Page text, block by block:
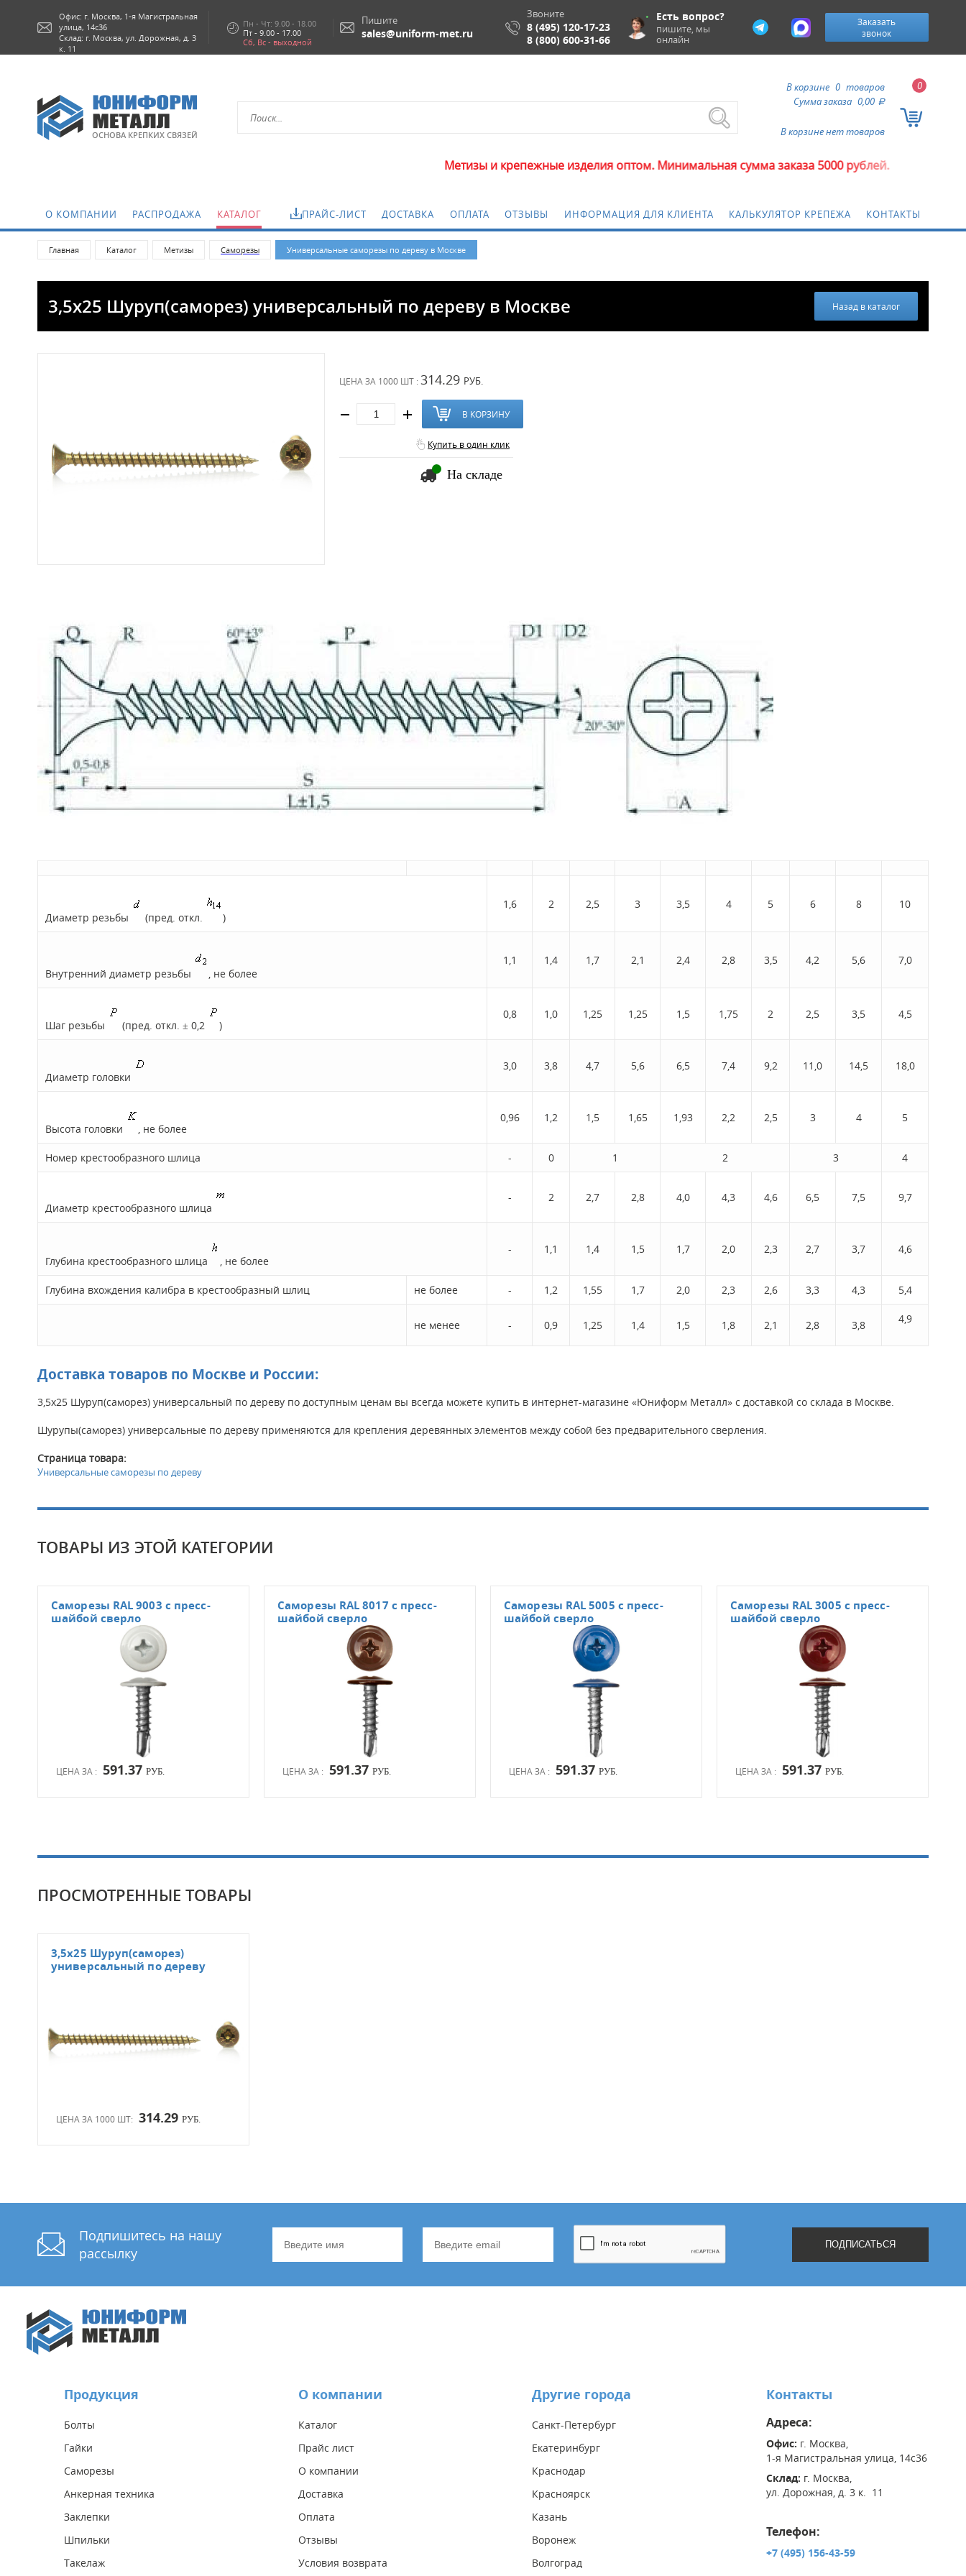
Есть вопрос?
пишите, мы
онлайн
Офис: г. Москва, 1-я Магистральная
улица, 14с36
Склад: г. Москва, ул. Дорожная, д. 3
к. 11
Пн - Чт: 9.00 - 18.00
Пт - 9.00 - 17.00
Сб, Вс - выходной
Пишите
sales@uniform-met.ru
Звоните
8 (495) 120-17-23
8 (800) 600-31-66
Заказать
звонок
ОСНОВА КРЕПКИХ СВЯЗЕЙ
0
В корзине 0 товаров
Сумма заказа 0,00 a
В корзине нет товаров
Метизы и крепежные изделия оптом. Минимальная сумма заказа 5000 рублей.
О КОМПАНИИ РАСПРОДАЖА КАТАЛОГ ПРАЙС-ЛИСТ ДОСТАВКА ОПЛАТА ОТЗЫВЫ ИНФОРМАЦИЯ ДЛЯ КЛИЕНТА КАЛЬКУЛЯТОР КРЕПЕЖА КОНТАКТЫ
Главная Каталог Метизы Саморезы Универсальные саморезы по дереву в Москве
3,5х25 Шуруп(саморез) универсальный по дереву в Москве Назад в каталог
ЦЕНА ЗА 1000 ШТ : 314.29 РУБ.
В КОРЗИНУ
Купить в один клик
На складе
Диаметр резьбы (пред. откл. )
1,6 2 2,5 3 3,5 4 5 6 8 10
Внутренний диаметр резьбы , не более
1,1 1,4 1,7 2,1 2,4 2,8 3,5 4,2 5,6 7,0
Шаг резьбы (пред. откл. ± 0,2 )
0,8 1,0 1,25 1,25 1,5 1,75 2 2,5 3,5 4,5
Диаметр головки
3,0 3,8 4,7 5,6 6,5 7,4 9,2 11,0 14,5 18,0
Высота головки , не более
0,96 1,2 1,5 1,65 1,93 2,2 2,5 3 4 5
Номер крестообразного шлица - 0 1 2 3 4
Диаметр крестообразного шлица
- 2 2,7 2,8 4,0 4,3 4,6 6,5 7,5 9,7
Глубина крестообразного шлица , не более
- 1,1 1,4 1,5 1,7 2,0 2,3 2,7 3,7 4,6
Глубина вхождения калибра в крестообразный шлиц не более - 1,2 1,55 1,7 2,0 2,3 2,6 3,3 4,3 5,4
не менее - 0,9 1,25 1,4 1,5 1,8 2,1 2,8 3,8 4,9
Доставка товаров по Москве и России:
3,5х25 Шуруп(саморез) универсальный по дереву по доступным ценам вы всегда можете купить в интернет-магазине «Юниформ Металл» с доставкой со склада в Москве.
Шурупы(саморез) универсальные по дереву применяются для крепления деревянных элементов между собой без предварительного сверления.
Страница товара:
Универсальные саморезы по дереву
ТОВАРЫ ИЗ ЭТОЙ КАТЕГОРИИ
ЦЕНА ЗА : 591.37 РУБ.
Саморезы RAL 9003 с пресс-
шайбой сверло
ЦЕНА ЗА : 591.37 РУБ.
Саморезы RAL 8017 с пресс-
шайбой сверло
ЦЕНА ЗА : 591.37 РУБ.
Саморезы RAL 5005 с пресс-
шайбой сверло
ЦЕНА ЗА : 591.37 РУБ.
Саморезы RAL 3005 с пресс-
шайбой сверло
ПРОСМОТРЕННЫЕ ТОВАРЫ
ЦЕНА ЗА 1000 ШТ: 314.29 РУБ.
3,5х25 Шуруп(саморез)
универсальный по дереву
Подпишитесь на нашу
рассылку
Продукция
Болты
Гайки
Саморезы
Анкерная техника
Заклепки
Шпильки
Такелаж
О компании
Каталог
Прайс лист
О компании
Доставка
Оплата
Отзывы
Условия возврата
Другие города
Санкт-Петербург
Екатеринбург
Краснодар
Красноярск
Казань
Воронеж
Волгоград
Контакты
Адреса:
Офис: г. Москва,
1-я Магистральная улица, 14с36
Склад: г. Москва,
ул. Дорожная, д. 3 к. 11
Телефон:
+7 (495) 156-43-59